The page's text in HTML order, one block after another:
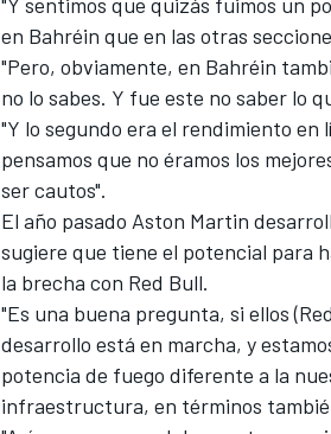
en Bahréin que en las otras
"Pero, obviamente, en Bahréin
no lo sabes. Y fue este no saber lo
"Y lo segundo era el rendimiento en
pensamos que no éramos los
ser cautos".
El año pasado Aston Martin
sugiere que tiene el potencial para
la brecha con Red Bull.
"Es una buena pregunta, si ellos
desarrollo está en marcha, y
potencia de fuego diferente a la
infraestructura, en términos